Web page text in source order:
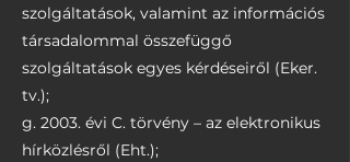
szolgáltatások, valamint az információs
társadalommal összefüggő
szolgáltatások egyes kérdéseiről (Eker.
tv.);
g. 2003. évi C. törvény – az elektronikus
hírközlésről (Eht.);